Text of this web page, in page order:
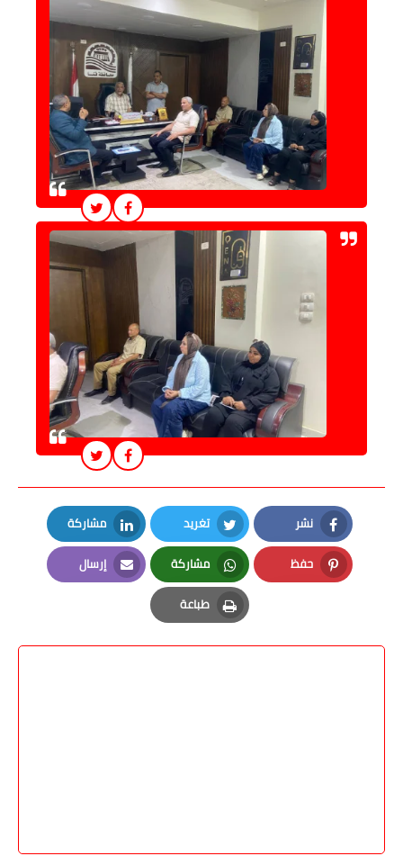
نشر
Facebook
تغريد
Twitter
مشاركة
LinkedIn
حفظ
Pinterest
مشاركة
Whatsapp
إرسال
Email
طباعة
Print